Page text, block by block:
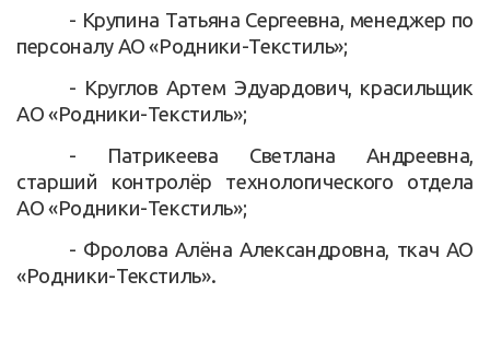
- Крупина Татьяна Сергеевна, менеджер по
персоналу АО «Родники-Текстиль»;
- Круглов Артем Эдуардович, красильщик
АО «Родники-Текстиль»;
- Патрикеева Светлана Андреевна,
старший контролёр технологического отдела
АО «Родники-Текстиль»;
- Фролова Алёна Александровна, ткач АО
«Родники-Текстиль».